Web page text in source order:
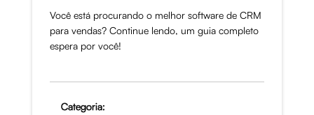
Você está procurando o melhor software de CRM
para vendas? Continue lendo, um guia completo
espera por você!
Categoria: